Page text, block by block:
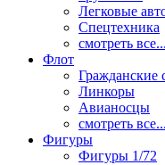
Легковые
Спецтехника
смотреть все...
Флот
Гражданские
Линкоры
Авианосцы
смотреть все...
Фигуры
Фигуры 1/72